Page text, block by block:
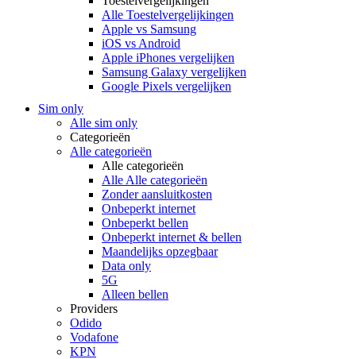
Alle Toestelvergelijkingen
Apple vs Samsung
iOS vs Android
Apple iPhones vergelijken
Samsung Galaxy vergelijken
Google Pixels vergelijken
Sim only
Alle sim only
Categorieën
Alle categorieën
Alle categorieën
Alle Alle categorieën
Zonder aansluitkosten
Onbeperkt internet
Onbeperkt bellen
Onbeperkt internet & bellen
Maandelijks opzegbaar
Data only
5G
Alleen bellen
Providers
Odido
Vodafone
KPN